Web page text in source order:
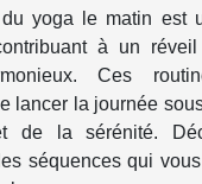
yoga le matin est
à un
Ces
lancer la journée
de la sérénité.
séquences qui